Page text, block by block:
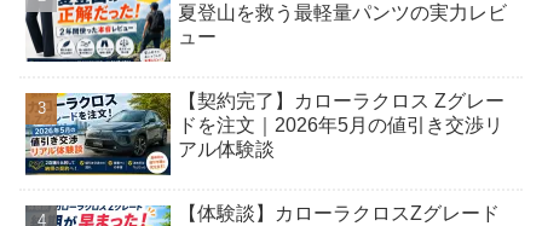
夏登山を救う最軽量パンツの実力レビ
ュー
【契約完了】カローラクロス Zグレー
ドを注文｜2026年5月の値引き交渉リ
アル体験談
【体験談】カローラクロスZグレード